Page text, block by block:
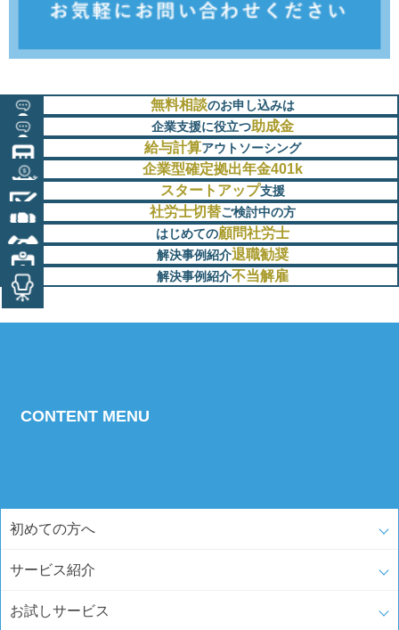
無料相談のお申し込みは
企業支援に役立つ助成金
給与計算アウトソーシング
企業型確定拠出年金401k
スタートアップ支援
社労士切替ご検討中の方
はじめての顧問社労士
解決事例紹介退職勧奨
解決事例紹介不当解雇
CONTENT MENU
初めての方へ
サービス紹介
お試しサービス